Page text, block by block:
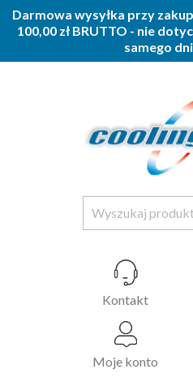
Darmowa wysyłka przy
100,00 zł BRUTTO - nie
samego
Kontakt
Moje konto